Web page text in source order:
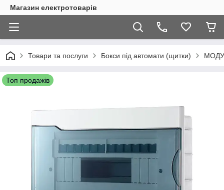
Магазин електротоварів
Товари та послуги Бокси під автомати (щитки)
Топ продажів